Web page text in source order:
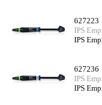
627223
IPS
IPS
627236
IPS
IPS